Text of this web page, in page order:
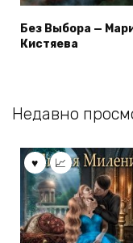
Без Выбора —
Кистяева
Недавно